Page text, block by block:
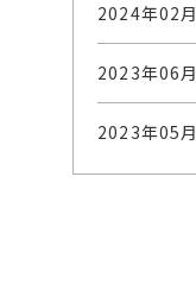
2024年02月
2023年06月
2023年05月